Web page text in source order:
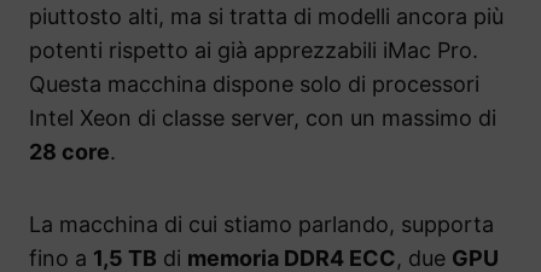
piuttosto alti, ma si tratta di modelli ancora più
potenti rispetto ai già apprezzabili iMac Pro.
Questa macchina dispone solo di processori
Intel Xeon di classe server, con un massimo di
28 core.
La macchina di cui stiamo parlando, supporta
fino a 1,5 TB di memoria DDR4 ECC, due GPU